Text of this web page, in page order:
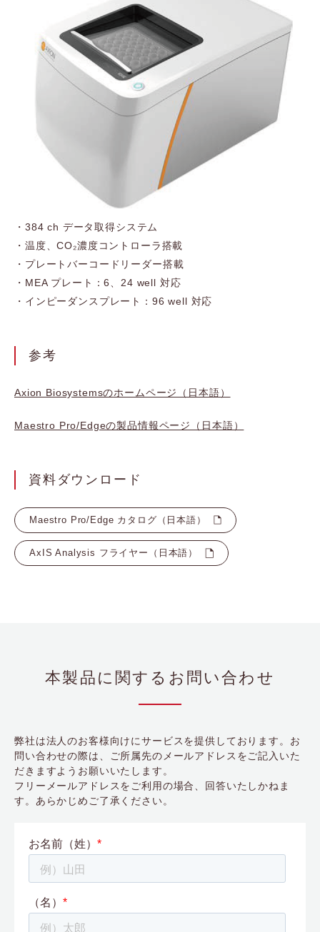
・384 ch データ取得システム
・温度、CO₂濃度コントローラ搭載
・プレートバーコードリーダー搭載
・MEA プレート：6、24 well 対応
・インピーダンスプレート：96 well 対応
参考
Axion Biosystemsのホームページ（日本語）
Maestro Pro/Edgeの製品情報ページ（日本語）
資料ダウンロード
Maestro Pro/Edge カタログ（日本語）
AxIS Analysis フライヤー（日本語）
本製品に関するお問い合わせ
弊社は法人のお客様向けにサービスを提供しております。お
問い合わせの際は、ご所属先のメールアドレスをご記入いた
だきますようお願いいたします。
フリーメールアドレスをご利用の場合、回答いたしかねま
す。あらかじめご了承ください。